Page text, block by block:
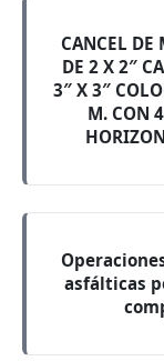
CANCEL
DE 2 X 2″
3″ X 3″
M. CON
asfálticas